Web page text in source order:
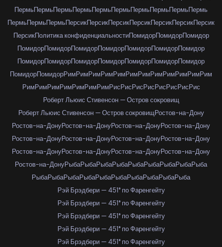
ПермьПермьПермьПермьПермьПермьПермьПермьПермьПермь
ПермьПермьПермьПерсикПерсикПерсикПерсикПерсикПерсикПерсик
ПерсикПолитика конфиденциальностиПомидорПомидорПомидор
ПомидорПомидорПомидорПомидорПомидорПомидорПомидор
ПомидорПомидорПомидорПомидорПомидорПомидорПомидор
ПомидорПомидорРимРимРимРимРимРимРимРимРимРимРимРим
РимРимРимРимРимРимРимРисРисРисРисРисРисРисРис
Роберт Льюис Стивенсон — Остров сокровищ
Роберт Льюис Стивенсон — Остров сокровищРостов-на-Дону
Ростов-на-ДонуРостов-на-ДонуРостов-на-ДонуРостов-на-Дону
Ростов-на-ДонуРостов-на-ДонуРостов-на-ДонуРостов-на-Дону
Ростов-на-ДонуРостов-на-ДонуРостов-на-ДонуРостов-на-Дону
Ростов-на-ДонуРыбаРыбаРыбаРыбаРыбаРыбаРыбаРыбаРыба
РыбаРыбаРыбаРыбаРыбаРыбаРыбаРыбаРыбаРыба
Рэй Брэдбери — 451° по Фаренгейту
Рэй Брэдбери — 451° по Фаренгейту
Рэй Брэдбери — 451° по Фаренгейту
Рэй Брэдбери — 451° по Фаренгейту
Рэй Брэдбери — 451° по Фаренгейту